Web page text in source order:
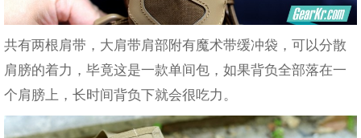
共有两根肩带，大肩带肩部附有魔术带缓冲袋，可以分散
肩膀的着力，毕竟这是一款单间包，如果背负全部落在一
个肩膀上，长时间背负下就会很吃力。